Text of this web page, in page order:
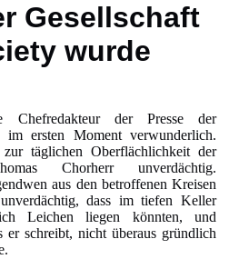
Gesellschaft
wurde
Chefredakteur der Presse der
im ersten Moment verwunderlich.
täglichen Oberflächlichkeit der
Chorherr unverdächtig.
aus den betroffenen Kreisen
dass im tiefen Keller
Leichen liegen könnten, und
er schreibt, nicht überaus gründlich